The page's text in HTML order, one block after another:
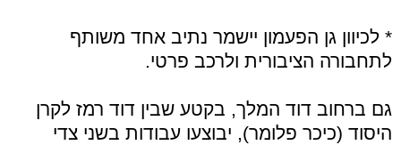
* לכיוון גן הפעמון יישמר נתיב אחד משותף
לתחבורה הציבורית ולרכב פרטי.
גם ברחוב דוד המלך, בקטע שבין דוד רמז לקרן
היסוד (כיכר פלומר), יבוצעו עבודות בשני צדי